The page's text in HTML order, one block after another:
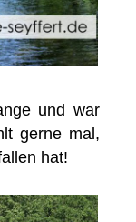
und war
gerne mal,
hat!